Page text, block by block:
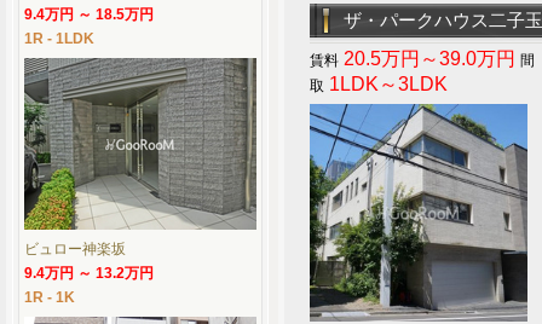
ザ・パークハウス二子
20.5万円～39.0万円
1LDK～3LDK
9.4万円 ～ 18.5万円
1R - 1LDK
ビュロー神楽坂
9.4万円 ～ 13.2万円
1R - 1K